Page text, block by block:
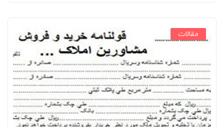
مقالات